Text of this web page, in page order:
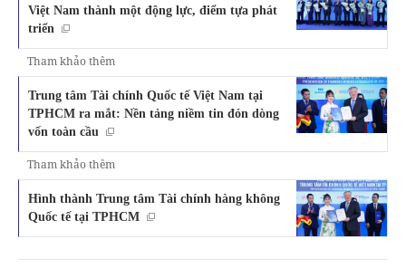
Việt Nam thành một động lực, điểm tựa phát
triển
Tham khảo thêm
Trung tâm Tài chính Quốc tế Việt Nam tại
TPHCM ra mắt: Nền tảng niềm tin đón dòng
vốn toàn cầu
Tham khảo thêm
Hình thành Trung tâm Tài chính hàng không
Quốc tế tại TPHCM